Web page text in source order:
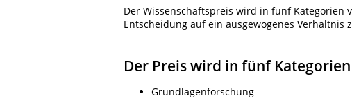
Der Wissenschaftspreis wird in fünf Kategorien
Entscheidung auf ein ausgewogenes Verhältnis
Der Preis wird in fünf
Grundlagenforschung